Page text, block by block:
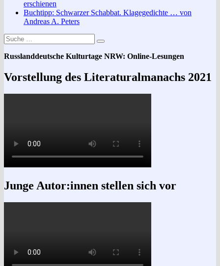
erschienen
Buchtipp: Schwarzer Schabbat. Klagegedichte … von
Andreas A. Peters
Suche
nach:
Suchen
Russlanddeutsche Kulturtage NRW: Online-Lesungen
Vorstellung des Literaturalmanachs 2021
Junge Autor:innen stellen sich vor